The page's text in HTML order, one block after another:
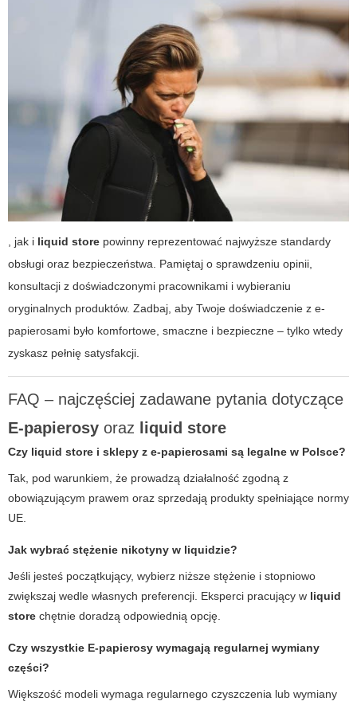
, jak i liquid store powinny reprezentować najwyższe standardy
obsługi oraz bezpieczeństwa. Pamiętaj o sprawdzeniu opinii,
konsultacji z doświadczonymi pracownikami i wybieraniu
oryginalnych produktów. Zadbaj, aby Twoje doświadczenie z e-
papierosami było komfortowe, smaczne i bezpieczne – tylko wtedy
zyskasz pełnię satysfakcji.
FAQ – najczęściej zadawane pytania dotyczące
E-papierosy oraz liquid store
Czy liquid store i sklepy z e-papierosami są legalne w Polsce?
Tak, pod warunkiem, że prowadzą działalność zgodną z
obowiązującym prawem oraz sprzedają produkty spełniające normy
UE.
Jak wybrać stężenie nikotyny w liquidzie?
Jeśli jesteś początkujący, wybierz niższe stężenie i stopniowo
zwiększaj wedle własnych preferencji. Eksperci pracujący w liquid
store chętnie doradzą odpowiednią opcję.
Czy wszystkie E-papierosy wymagają regularnej wymiany
części?
Większość modeli wymaga regularnego czyszczenia lub wymiany